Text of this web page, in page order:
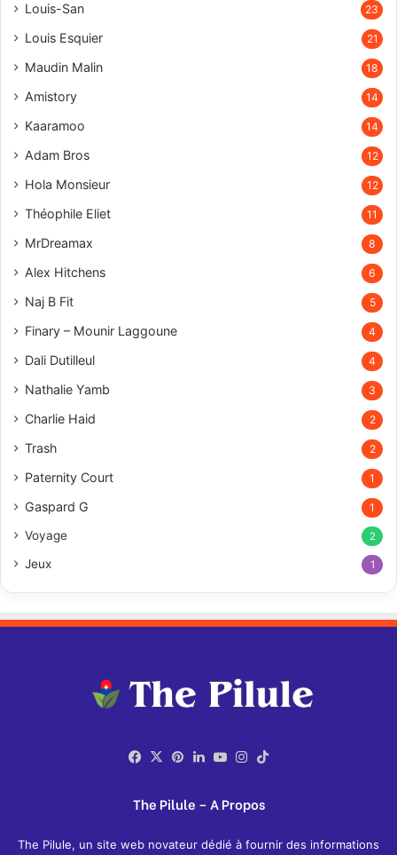
Louis-San 23
Louis Esquier 21
Maudin Malin 18
Amistory 14
Kaaramoo 14
Adam Bros 12
Hola Monsieur 12
Théophile Eliet 11
MrDreamax 8
Alex Hitchens 6
Naj B Fit 5
Finary – Mounir Laggoune 4
Dali Dutilleul 4
Nathalie Yamb 3
Charlie Haid 2
Trash 2
Paternity Court 1
Gaspard G 1
Voyage 2
Jeux 1
Facebook
X Pinterest
Linkedin
YouTubeInstagram
The Pilule – A Propos
The Pilule, un site web novateur dédié à fournir des informations